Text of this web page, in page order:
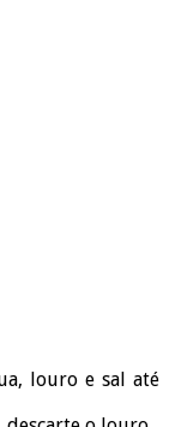
louro e sal até